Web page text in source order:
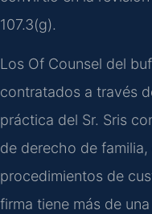
107.3(g).
Los Of Counsel del
contratados a través
práctica del Sr. Sris
de derecho de
procedimientos de
firma tiene más de